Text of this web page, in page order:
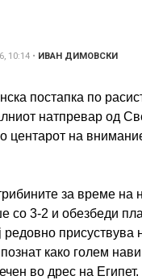
10:14• ИВАН ДИМОВСКИ
постапка по
натпревар од
центарот на
за време на
со 3-2 и обезбеди
редовно
како голем
во дрес на Египет.